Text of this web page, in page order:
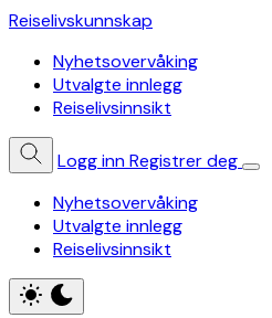
Reiselivskunnskap
Nyhetsovervåking
Utvalgte innlegg
Reiselivsinnsikt
Logg innRegistrer deg
Nyhetsovervåking
Utvalgte innlegg
Reiselivsinnsikt